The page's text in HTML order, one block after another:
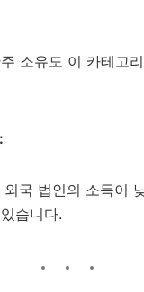
소유도 이 카테고
외국 법인의 소득이
습니다.